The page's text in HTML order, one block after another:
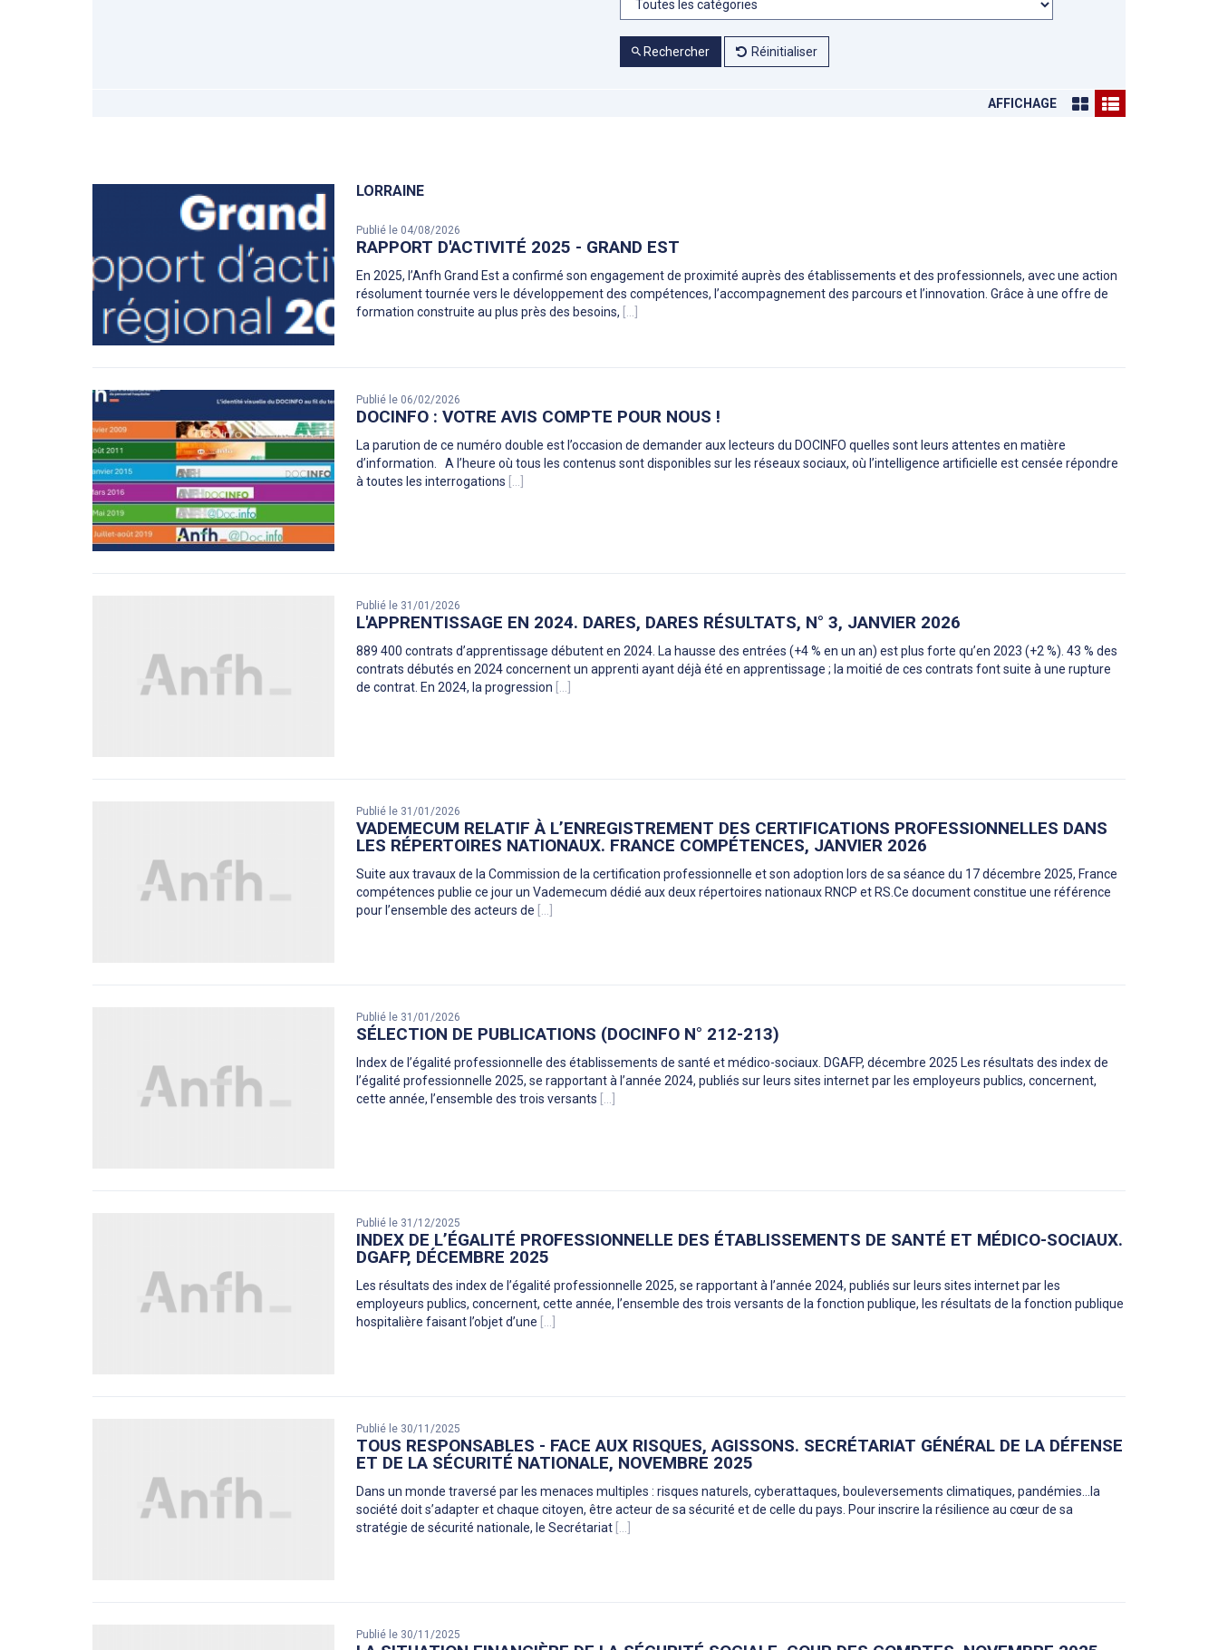
Rechercher Réinitialiser
AFFICHAGE
LORRAINE
Publié le 04/08/2026
RAPPORT D'ACTIVITÉ 2025 - GRAND EST
En 2025, l’Anfh Grand Est a confirmé son engagement de proximité auprès des établissements et des professionnels, avec une action
résolument tournée vers le développement des compétences, l’accompagnement des parcours et l’innovation. Grâce à une offre de
formation construite au plus près des besoins, [...]
Publié le 06/02/2026
DOCINFO : VOTRE AVIS COMPTE POUR NOUS !
La parution de ce numéro double est l’occasion de demander aux lecteurs du DOCINFO quelles sont leurs attentes en matière
d’information. A l’heure où tous les contenus sont disponibles sur les réseaux sociaux, où l’intelligence artificielle est censée répondre
à toutes les interrogations [...]
Publié le 31/01/2026
L'APPRENTISSAGE EN 2024. DARES, DARES RÉSULTATS, N° 3, JANVIER 2026
889 400 contrats d’apprentissage débutent en 2024. La hausse des entrées (+4 % en un an) est plus forte qu’en 2023 (+2 %). 43 % des
contrats débutés en 2024 concernent un apprenti ayant déjà été en apprentissage ; la moitié de ces contrats font suite à une rupture
de contrat. En 2024, la progression [...]
Publié le 31/01/2026
VADEMECUM RELATIF À L’ENREGISTREMENT DES CERTIFICATIONS PROFESSIONNELLES DANS
LES RÉPERTOIRES NATIONAUX. FRANCE COMPÉTENCES, JANVIER 2026
Suite aux travaux de la Commission de la certification professionnelle et son adoption lors de sa séance du 17 décembre 2025, France
compétences publie ce jour un Vademecum dédié aux deux répertoires nationaux RNCP et RS.Ce document constitue une référence
pour l’ensemble des acteurs de [...]
Publié le 31/01/2026
SÉLECTION DE PUBLICATIONS (DOCINFO N° 212-213)
Index de l’égalité professionnelle des établissements de santé et médico-sociaux. DGAFP, décembre 2025 Les résultats des index de
l’égalité professionnelle 2025, se rapportant à l’année 2024, publiés sur leurs sites internet par les employeurs publics, concernent,
cette année, l’ensemble des trois versants [...]
Publié le 31/12/2025
INDEX DE L’ÉGALITÉ PROFESSIONNELLE DES ÉTABLISSEMENTS DE SANTÉ ET MÉDICO-SOCIAUX.
DGAFP, DÉCEMBRE 2025
Les résultats des index de l’égalité professionnelle 2025, se rapportant à l’année 2024, publiés sur leurs sites internet par les
employeurs publics, concernent, cette année, l’ensemble des trois versants de la fonction publique, les résultats de la fonction publique
hospitalière faisant l’objet d’une [...]
Publié le 30/11/2025
TOUS RESPONSABLES - FACE AUX RISQUES, AGISSONS. SECRÉTARIAT GÉNÉRAL DE LA DÉFENSE
ET DE LA SÉCURITÉ NATIONALE, NOVEMBRE 2025
Dans un monde traversé par les menaces multiples : risques naturels, cyberattaques, bouleversements climatiques, pandémies…la
société doit s’adapter et chaque citoyen, être acteur de sa sécurité et de celle du pays. Pour inscrire la résilience au cœur de sa
stratégie de sécurité nationale, le Secrétariat [...]
Publié le 30/11/2025